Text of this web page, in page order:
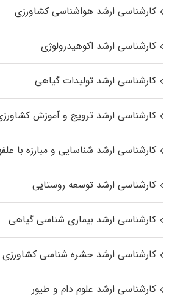
کارشناسی ارشد هواشناسی کشاورزی
کارشناسی ارشد اکوهیدرولوژی
کارشناسی ارشد تولیدات گیاهی
کارشناسی ارشد ترویج و آموزش
کارشناسی ارشد شناسایی و مبارزه با
کارشناسی ارشد توسعه روستایی
کارشناسی ارشد بیماری‌ شناسی گیاهی
کارشناسی ارشد حشره‌ شناسی کشاورزی
کارشناسی ارشد علوم دام و طیور